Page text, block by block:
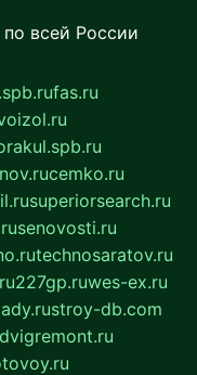
всей России
fas.ru
cemko.ru
superiorsearch.ru
senovosti.ru
technosaratov.ru
227gp.ruwes-ex.ru
stroy-db.com
dvigremont.ru